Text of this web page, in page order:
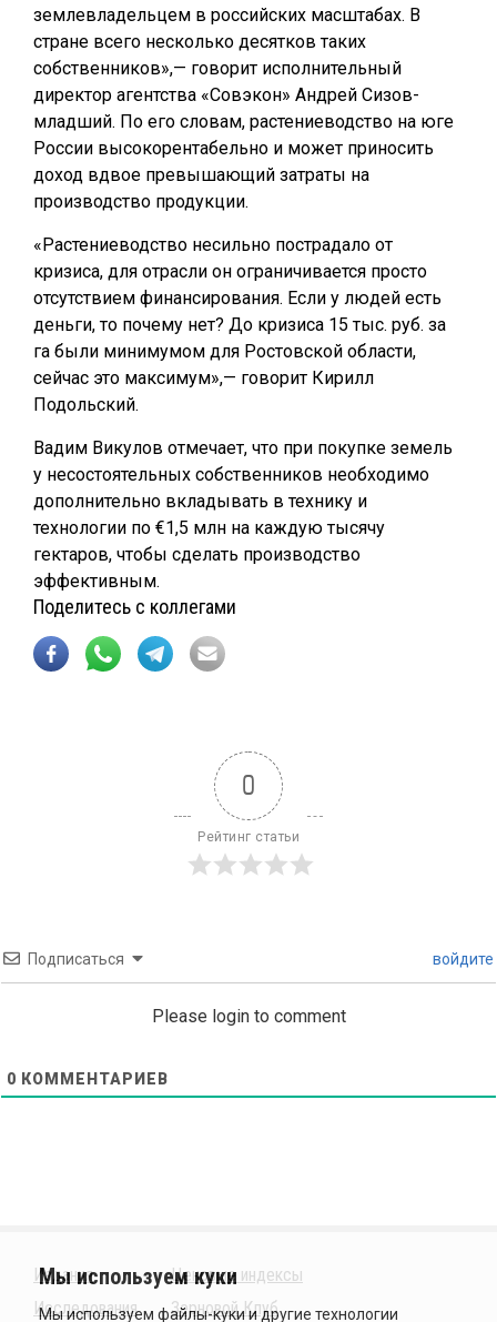
землевладельцем в российских масштабах. В
стране всего несколько десятков таких
собственников»,— говорит исполнительный
директор агентства «Совэкон» Андрей Сизов-
младший. По его словам, растениеводство на юге
России высокорентабельно и может приносить
доход вдвое превышающий затраты на
производство продукции.
«Растениеводство несильно пострадало от
кризиса, для отрасли он ограничивается просто
отсутствием финансирования. Если у людей есть
деньги, то почему нет? До кризиса 15 тыс. руб. за
га были минимумом для Ростовской области,
сейчас это максимум»,— говорит Кирилл
Подольский.
Вадим Викулов отмечает, что при покупке земель
у несостоятельных собственников необходимо
дополнительно вкладывать в технику и
технологии по €1,5 млн на каждую тысячу
гектаров, чтобы сделать производство
эффективным.
Поделитесь с коллегами
0
Рейтинг статьи
Подписаться войдите
Please login to comment
0 КОММЕНТАРИЕВ
Издания
Исследования
Ценовые индексы
Зерновой Клуб